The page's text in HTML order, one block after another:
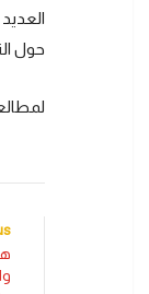
حول